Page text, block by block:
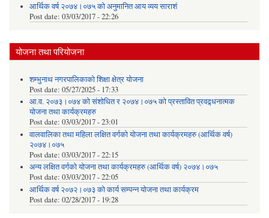
आर्थिक वर्ष २०७४।०७५ को अनुमानित आय व्यय साराशं
Post date: 03/03/2017 - 22:26
योजना तथा परियोजना
शम्भुनाथ नगरपालिकाको शिक्षा क्षेत्र योजना
Post date: 05/27/2025 - 17:33
आ.व. २०७३।०७४ को संशोधित र २०७४।०७५ को प्रस्तावित प्रवद्र्धनात्मक
योजना तथा कार्यक्रमहरु
Post date: 03/03/2017 - 23:01
वालवालिका तथा महिला लक्षित वर्गको योजना तथा कार्यक्रमहरु (आर्थिक वर्ष)
२०७४।०७५
Post date: 03/03/2017 - 22:15
अन्य लक्षित वर्गको योजना तथा कार्यक्रमहरु (आर्थिक वर्ष) २०७४।०७५
Post date: 03/03/2017 - 22:05
आर्थिक वर्ष २०७२।०७३ को कार्य सम्पन्न योजना तथा कार्यक्रम
Post date: 02/28/2017 - 19:28